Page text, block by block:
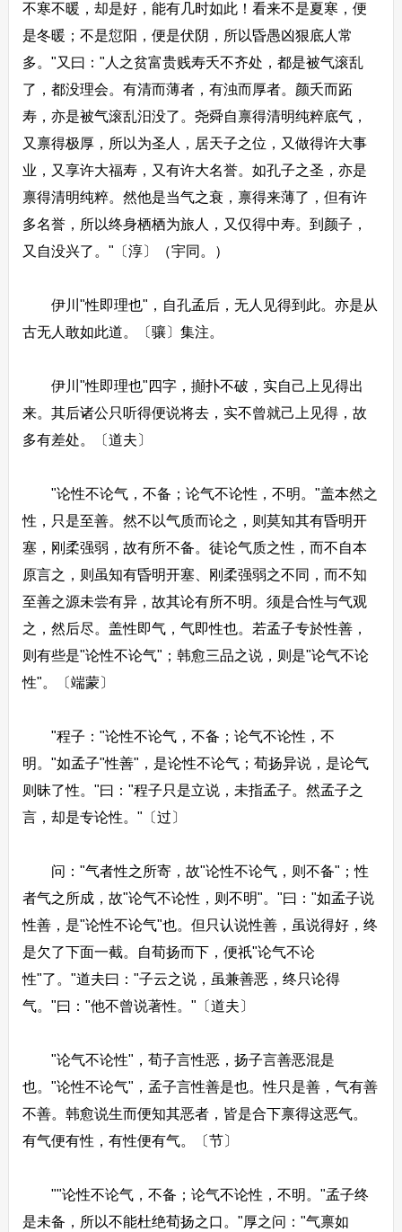
不寒不暖，却是好，能有几时如此！看来不是夏寒，便
是冬暖；不是愆阳，便是伏阴，所以昏愚凶狠底人常
多。"又曰："人之贫富贵贱寿夭不齐处，都是被气滚乱
了，都没理会。有清而薄者，有浊而厚者。颜夭而跖
寿，亦是被气滚乱汨没了。尧舜自禀得清明纯粹底气，
又禀得极厚，所以为圣人，居天子之位，又做得许大事
业，又享许大福寿，又有许大名誉。如孔子之圣，亦是
禀得清明纯粹。然他是当气之衰，禀得来薄了，但有许
多名誉，所以终身栖栖为旅人，又仅得中寿。到颜子，
又自没兴了。"〔淳〕（宇同。）
伊川"性即理也"，自孔孟后，无人见得到此。亦是从
古无人敢如此道。〔骧〕集注。
伊川"性即理也"四字，攧扑不破，实自己上见得出
来。其后诸公只听得便说将去，实不曾就己上见得，故
多有差处。〔道夫〕
"论性不论气，不备；论气不论性，不明。"盖本然之
性，只是至善。然不以气质而论之，则莫知其有昏明开
塞，刚柔强弱，故有所不备。徒论气质之性，而不自本
原言之，则虽知有昏明开塞、刚柔强弱之不同，而不知
至善之源未尝有异，故其论有所不明。须是合性与气观
之，然后尽。盖性即气，气即性也。若孟子专於性善，
则有些是"论性不论气"；韩愈三品之说，则是"论气不论
性"。〔端蒙〕
"程子："论性不论气，不备；论气不论性，不
明。"如孟子"性善"，是论性不论气；荀扬异说，是论气
则昧了性。"曰："程子只是立说，未指孟子。然孟子之
言，却是专论性。"〔过〕
问："气者性之所寄，故"论性不论气，则不备"；性
者气之所成，故"论气不论性，则不明"。"曰："如孟子说
性善，是"论性不论气"也。但只认说性善，虽说得好，终
是欠了下面一截。自荀扬而下，便祇"论气不论
性"了。"道夫曰："子云之说，虽兼善恶，终只论得
气。"曰："他不曾说著性。"〔道夫〕
"论气不论性"，荀子言性恶，扬子言善恶混是
也。"论性不论气"，孟子言性善是也。性只是善，气有善
不善。韩愈说生而便知其恶者，皆是合下禀得这恶气。
有气便有性，有性便有气。〔节〕
""论性不论气，不备；论气不论性，不明。"孟子终
是未备，所以不能杜绝荀扬之口。"厚之问："气禀如